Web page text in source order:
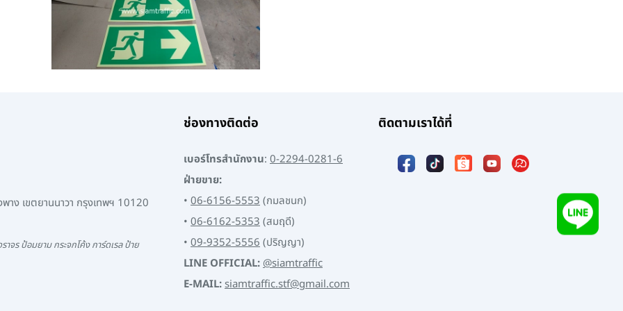
าง เขตยานนาวา กรุงเทพฯ 10120
จร ป้อมยาม กระจกโค้ง การ์ดเรล ป้าย
ช่องทางติดต่อ
เบอร์โทรสำนักงาน: 0-2294-0281-6
ฝ่ายขาย:
• 06-6156-5553(กมลชนก)
• 06-6162-5353(สมฤดี)
• 09-9352-5556(ปริญญา)
LINE OFFICIAL:@siamtraffic
E-MAIL:siamtraffic.stf@gmail.com
ติดตามเราได้ที่